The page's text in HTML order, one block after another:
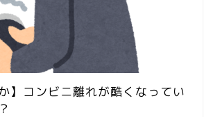
】コンビニ離れが酷くなってい